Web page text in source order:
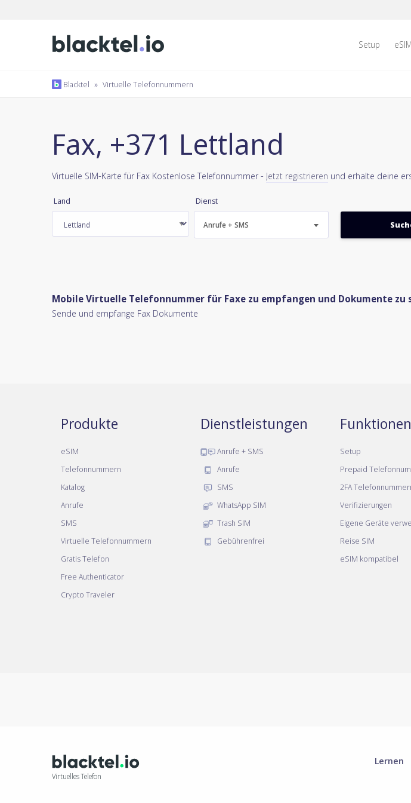
Setup eSIM
Blacktel » Virtuelle Telefonnummern
Fax, +371 Lettland
Virtuelle SIM-Karte für Fax Kostenlose Telefonnummer - Jetzt registrieren und erhalte deine
Land Dienst
Anrufe + SMS
Mobile Virtuelle Telefonnummer für Faxe zu empfangen und Dokumente zu
Sende und empfange Fax Dokumente
Produkte
eSIM
Telefonnummern
Katalog
Anrufe
SMS
Virtuelle Telefonnummern
Gratis Telefon
Free Authenticator
Crypto Traveler
Dienstleistungen
Anrufe + SMS
Anrufe
SMS
WhatsApp SIM
Trash SIM
Gebührenfrei
Funktionen
Setup
Prepaid
2FA
Verifizierungen
Eigene Geräte
Reise SIM
eSIM kompatibel
Virtuelles Telefon
Lernen